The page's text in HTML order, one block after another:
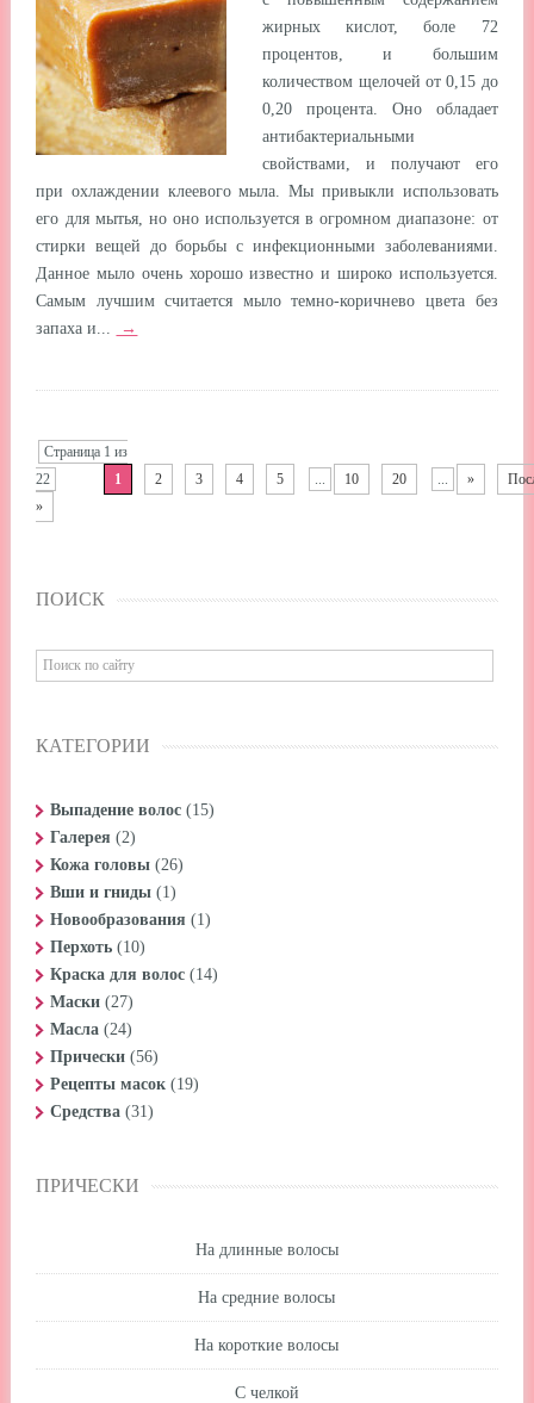
жирных кислот, боле 72
процентов, и большим
количеством щелочей от 0,15 до
0,20 процента. Оно обладает
антибактериальными
свойствами, и получают его
при охлаждении клеевого мыла. Мы привыкли использовать
его для мытья, но оно используется в огромном диапазоне: от
стирки вещей до борьбы с инфекционными заболеваниями.
Данное мыло очень хорошо известно и широко используется.
Самым лучшим считается мыло темно-коричнево цвета без
запаха и...
→
Страница 1 из
22
1 2 3 4 5 10 20 »
»
ПОИСК
КАТЕГОРИИ
Выпадение волос (15)
Галерея (2)
Кожа головы (26)
Вши и гниды (1)
Новообразования (1)
Перхоть (10)
Краска для волос (14)
Маски (27)
Масла (24)
Прически (56)
Рецепты масок (19)
Средства (31)
ПРИЧЕСКИ
На длинные волосы
На средние волосы
На короткие волосы
С челкой